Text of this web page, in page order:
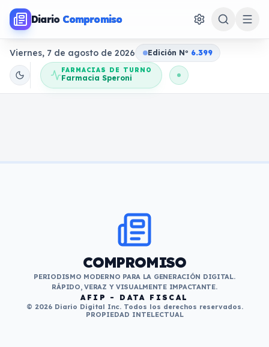
Diario Compromiso
Viernes, 7 de agosto de 2026 Edición No 6.399
FARMACIAS DE TURNO
Farmacia Speroni
COMPROMISO
PERIODISMO MODERNO PARA LA GENERACIÓN DIGITAL.
RÁPIDO, VERAZ Y VISUALMENTE IMPACTANTE.
AFIP - DATA FISCAL
© 2026 Diario Digital Inc. Todos los derechos reservados.
PROPIEDAD INTELECTUAL